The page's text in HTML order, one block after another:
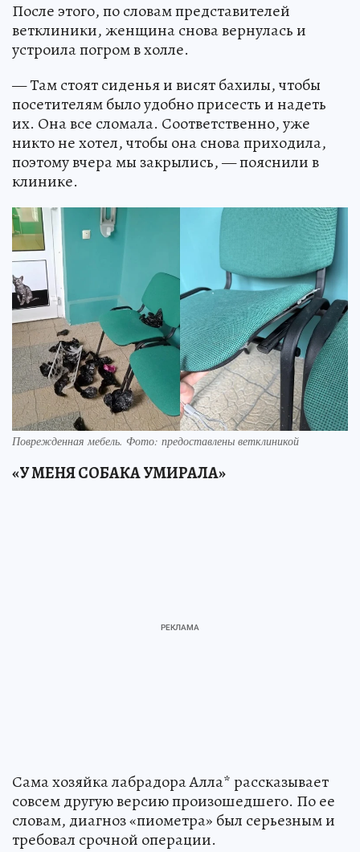
После этого, по словам представителей
ветклиники, женщина снова вернулась и
устроила погром в холле.
— Там стоят сиденья и висят бахилы, чтобы
посетителям было удобно присесть и надеть
их. Она все сломала. Соответственно, уже
никто не хотел, чтобы она снова приходила,
поэтому вчера мы закрылись, — пояснили в
клинике.
Поврежденная мебель. Фото: предоставлены ветклиникой
«У МЕНЯ СОБАКА УМИРАЛА»
Сама хозяйка лабрадора Алла* рассказывает
совсем другую версию произошедшего. По ее
словам, диагноз «пиометра» был серьезным и
требовал срочной операции.